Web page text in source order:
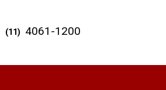
(11) 4061-1200